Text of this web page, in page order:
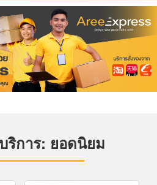
ริการ: ยอดนิยม